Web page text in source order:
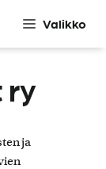
Valikko
ry
ja